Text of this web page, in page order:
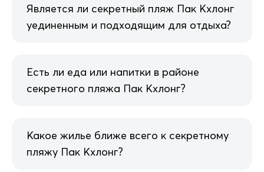
Является ли секретный пляж Пак Кхлонг
уединенным и подходящим для отдыха?
Есть ли еда или напитки в районе
секретного пляжа Пак Кхлонг?
Какое жилье ближе всего к секретному
пляжу Пак Кхлонг?